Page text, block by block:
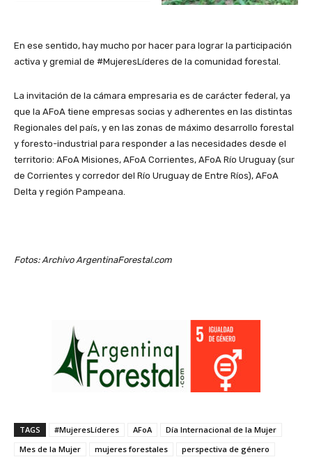
En ese sentido, hay mucho por hacer para lograr la participación
activa y gremial de #MujeresLíderes de la comunidad forestal.
La invitación de la cámara empresaria es de carácter federal, ya
que la AFoA tiene empresas socias y adherentes en las distintas
Regionales del país, y en las zonas de máximo desarrollo forestal
y foresto-industrial para responder a las necesidades desde el
territorio: AFoA Misiones, AFoA Corrientes, AFoA Río Uruguay (sur
de Corrientes y corredor del Río Uruguay de Entre Ríos), AFoA
Delta y región Pampeana.
Fotos: Archivo ArgentinaForestal.com
TAGS #MujeresLíderes AFoA
Día Internacional de la Mujer
Mes de la Mujer
mujeres forestales perspectiva de género